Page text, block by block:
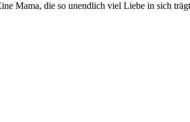
Mama, die so unendlich viel Liebe in sich